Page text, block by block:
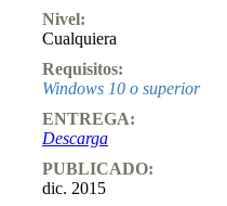
Nivel:
Cualquiera
Requisitos:
Windows 10 o superior
ENTREGA:
Descarga
PUBLICADO:
dic. 2015